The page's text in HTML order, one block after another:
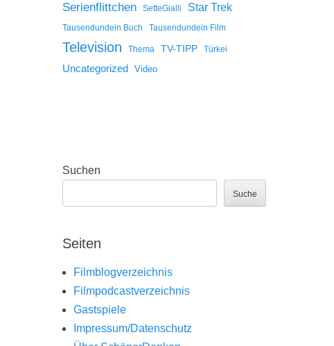
Serienflittchen SetteGialli Star Trek
Tausendundein Buch Tausendundein Film
Television Thema TV-TIPP Türkei
Uncategorized Video
Suchen
Suche
Seiten
Filmblogverzeichnis
Filmpodcastverzeichnis
Gastspiele
Impressum/Datenschutz